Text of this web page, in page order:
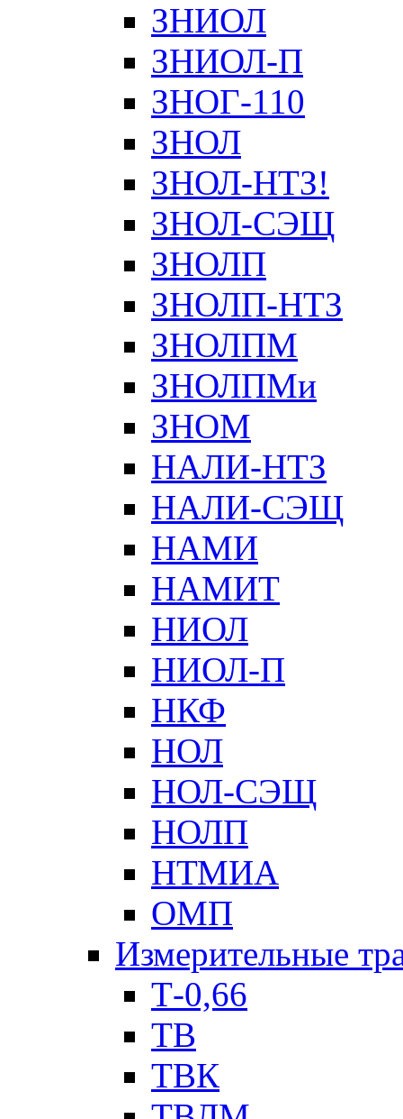
ЗНИОЛ
ЗНИОЛ-П
ЗНОГ-110
ЗНОЛ
ЗНОЛ-НТЗ!
ЗНОЛ-СЭЩ
ЗНОЛП
ЗНОЛП-НТЗ
ЗНОЛПМ
ЗНОЛПМи
ЗНОМ
НАЛИ-НТЗ
НАЛИ-СЭЩ
НАМИ
НАМИТ
НИОЛ
НИОЛ-П
НКФ
НОЛ
НОЛ-СЭЩ
НОЛП
НТМИА
ОМП
Измерительные
Т-0,66
ТВ
ТВК